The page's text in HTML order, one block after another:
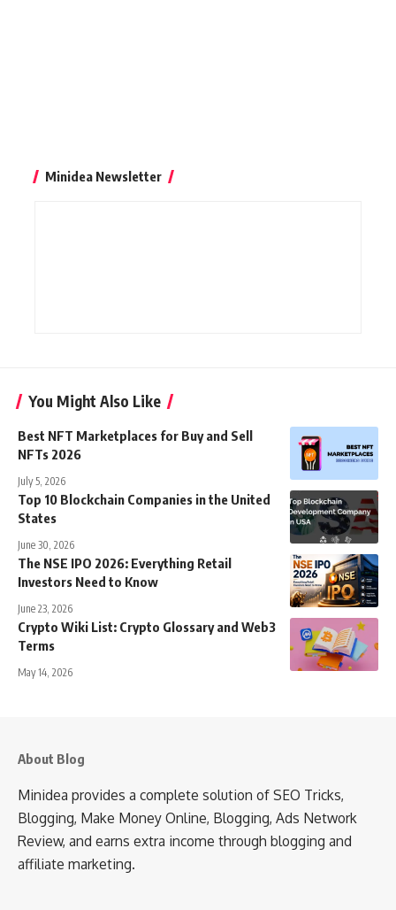
Minidea Newsletter
You Might Also Like
Best NFT Marketplaces for Buy and Sell
NFTs 2026
July 5, 2026
Top 10 Blockchain Companies in the United
States
June 30, 2026
The NSE IPO 2026: Everything Retail
Investors Need to Know
June 23, 2026
Crypto Wiki List: Crypto Glossary and Web3
Terms
May 14, 2026
About Blog
Minidea provides a complete solution of SEO Tricks,
Blogging, Make Money Online, Blogging, Ads Network
Review, and earns extra income through blogging and
affiliate marketing.